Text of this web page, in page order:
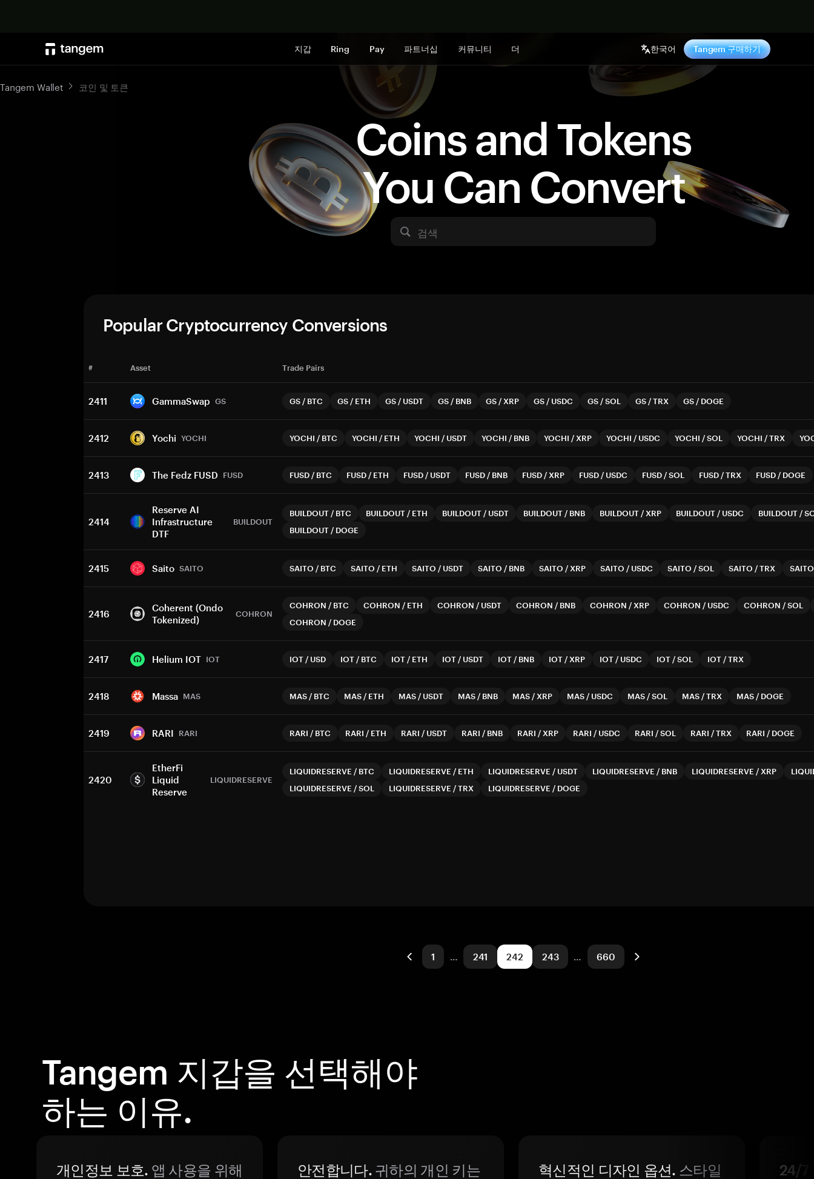
지갑 Ring Pay 파트너십 커뮤니티 더 한국어 Tangem 구매하기
Coins and Tokens
You Can Convert
검색
Tangem Wallet 코인 및 토큰
Popular Cryptocurrency Conversions
# Asset Trade Pairs
2411 GammaSwap GS GS / BTC GS / ETH GS / USDT GS / BNB GS / XRP GS / USDC GS /SOL GS /TRX GS / DOGE
2412 Yochi YOCHI YOCHI / BTC YOCHI / ETH YOCHI / USDT YOCHI / BNB YOCHI / XRP YOCHI / USDC YOCHI /SOL YOCHI /TRX
2413 The Fedz FUSD FUSD FUSD / BTC FUSD / ETH FUSD / USDT FUSD / BNB FUSD / XRP FUSD / USDC FUSD /SOL FUSD /TRX FUSD / DOGE
2414
Reserve AI
Infrastructure
DTF
BUILDOUT
BUILDOUT / BTC BUILDOUT / ETH BUILDOUT / USDT BUILDOUT / BNB BUILDOUT / XRP BUILDOUT / USDC BUILDOUT /
BUILDOUT / DOGE
2415 Saito SAITO SAITO / BTC SAITO / ETH SAITO / USDT SAITO / BNB SAITO / XRP SAITO / USDC SAITO /SOL SAITO /TRX SAITO
2416
Coherent (Ondo
Tokenized)
COHRON
COHRON / BTC COHRON / ETH COHRON / USDT COHRON / BNB COHRON / XRP COHRON / USDC COHRON /SOL
COHRON / DOGE
2417 Helium IOT IOT IOT / USD IOT / BTC IOT / ETH IOT / USDT IOT / BNB IOT / XRP IOT / USDC IOT /SOL IOT /TRX
2418 Massa MAS MAS / BTC MAS / ETH MAS / USDT MAS / BNB MAS / XRP MAS / USDC MAS /SOL MAS /TRX MAS / DOGE
2419 RARI RARI RARI / BTC RARI / ETH RARI / USDT RARI / BNB RARI / XRP RARI / USDC RARI /SOL RARI /TRX RARI / DOGE
2420
EtherFi
Liquid
Reserve
LIQUIDRESERVE
LIQUIDRESERVE / BTC LIQUIDRESERVE / ETH LIQUIDRESERVE / USDT LIQUIDRESERVE / BNB LIQUIDRESERVE / XRP
LIQUIDRESERVE /SOL LIQUIDRESERVE /TRX LIQUIDRESERVE / DOGE
1 … 241 242 243 … 660
Tangem 지갑을 선택해야
하는 이유.
개인정보 보호. 앱 사용을 위해
안전합니다.귀하의 개인 키는
혁신적인 디자인 옵션. 스타일
24/7